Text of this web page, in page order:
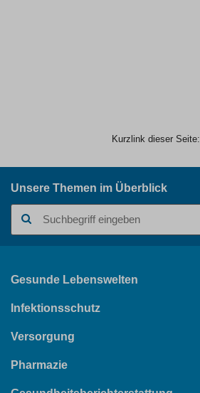
Kurzlink dieser Seite:
Unsere Themen im Überblick
Gesunde Lebenswelten
Infektionsschutz
Versorgung
Pharmazie